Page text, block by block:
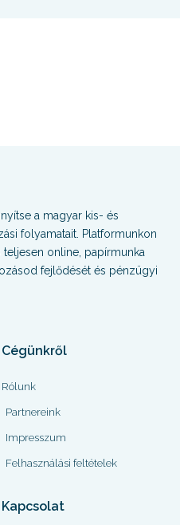
a magyar kis- és
folyamatait. Platformunkon
online, papírmunka
fejlődését és pénzügyi
Cégünkről
Rólunk
Partnereink
Impresszum
Felhasználási feltételek
Kapcsolat